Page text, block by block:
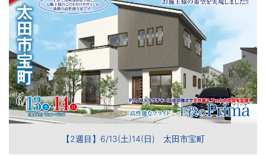
【2週目】6/13(土)14(日) 太田市宝町